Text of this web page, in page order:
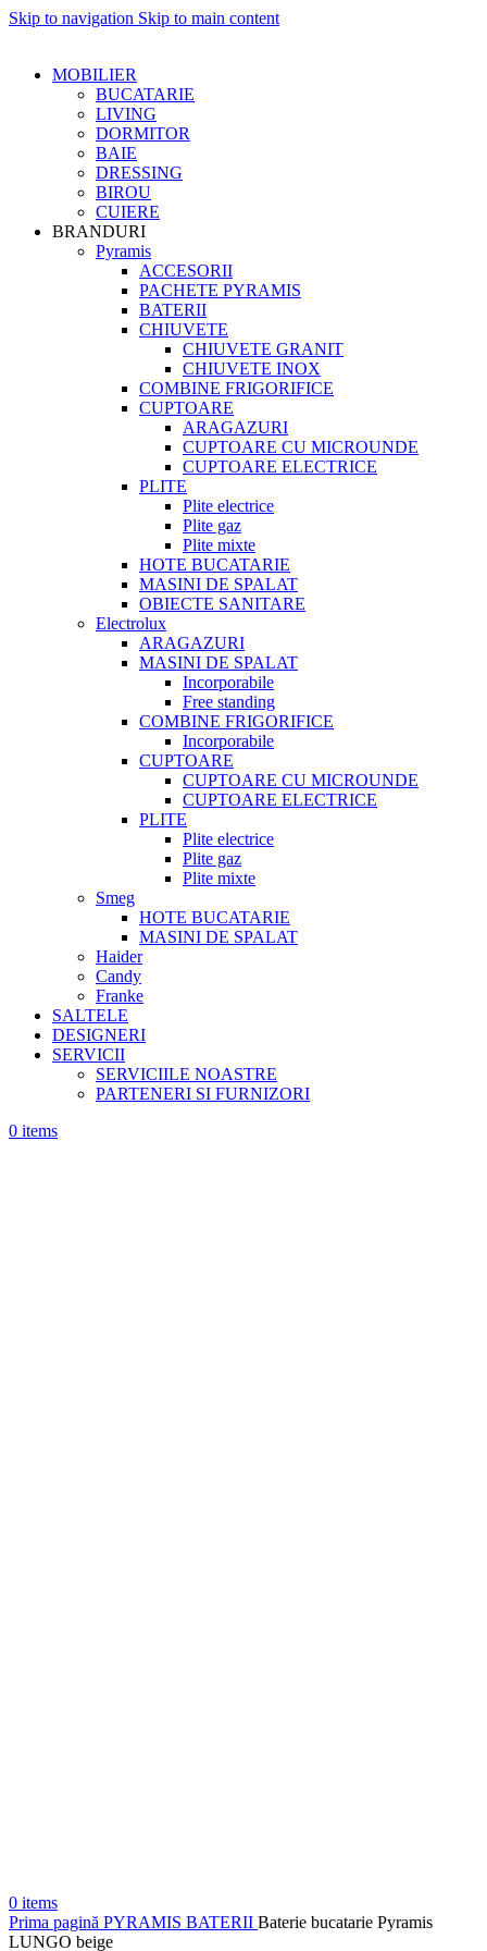
Skip to navigation Skip to main content
MOBILIER
BUCATARIE
LIVING
DORMITOR
BAIE
DRESSING
BIROU
CUIERE
BRANDURI
Pyramis
ACCESORII
PACHETE PYRAMIS
BATERII
CHIUVETE
CHIUVETE GRANIT
CHIUVETE INOX
COMBINE FRIGORIFICE
CUPTOARE
ARAGAZURI
CUPTOARE CU MICROUNDE
CUPTOARE ELECTRICE
PLITE
Plite electrice
Plite gaz
Plite mixte
HOTE BUCATARIE
MASINI DE SPALAT
OBIECTE SANITARE
Electrolux
ARAGAZURI
MASINI DE SPALAT
Incorporabile
Free standing
COMBINE FRIGORIFICE
Incorporabile
CUPTOARE
CUPTOARE CU MICROUNDE
CUPTOARE ELECTRICE
PLITE
Plite electrice
Plite gaz
Plite mixte
Smeg
HOTE BUCATARIE
MASINI DE SPALAT
Haider
Candy
Franke
SALTELE
DESIGNERI
SERVICII
SERVICIILE NOASTRE
PARTENERI SI FURNIZORI
0 items
0 items
Prima pagină PYRAMIS BATERII Baterie bucatarie Pyramis
LUNGO beige